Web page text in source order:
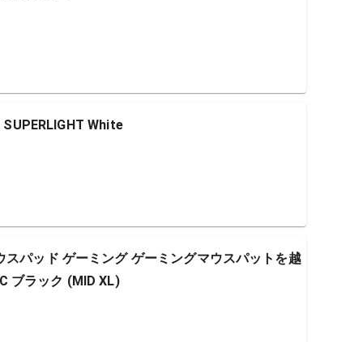
White
パッド ゲーミング ゲーミングマウスパットを越
ブラック (MID XL)